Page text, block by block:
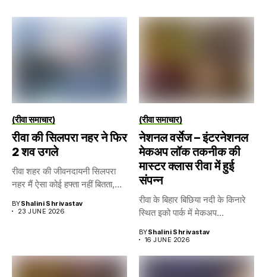
(रीवा समाचार)
रीवा की सिलपरा नहर ने फिर
2 शव उगले
रीवा शहर की जीवनदायनी सिलपरा
नहर मैं ऐसा कोई हफ्ता नहीं बितता,...
BYShalini Shrivastav
23 JUNE 2026
(रीवा समाचार)
नेशनल वर्सेज – इंटरनेशनल
मेकअप लॉक तकनीक की
मास्टर क्लास रीवा में हुई
संपन्न
रीवा के बिहार बिछिया नदी के किनारे
स्थित इको पार्क में मेकअप...
BYShalini Shrivastav
16 JUNE 2026